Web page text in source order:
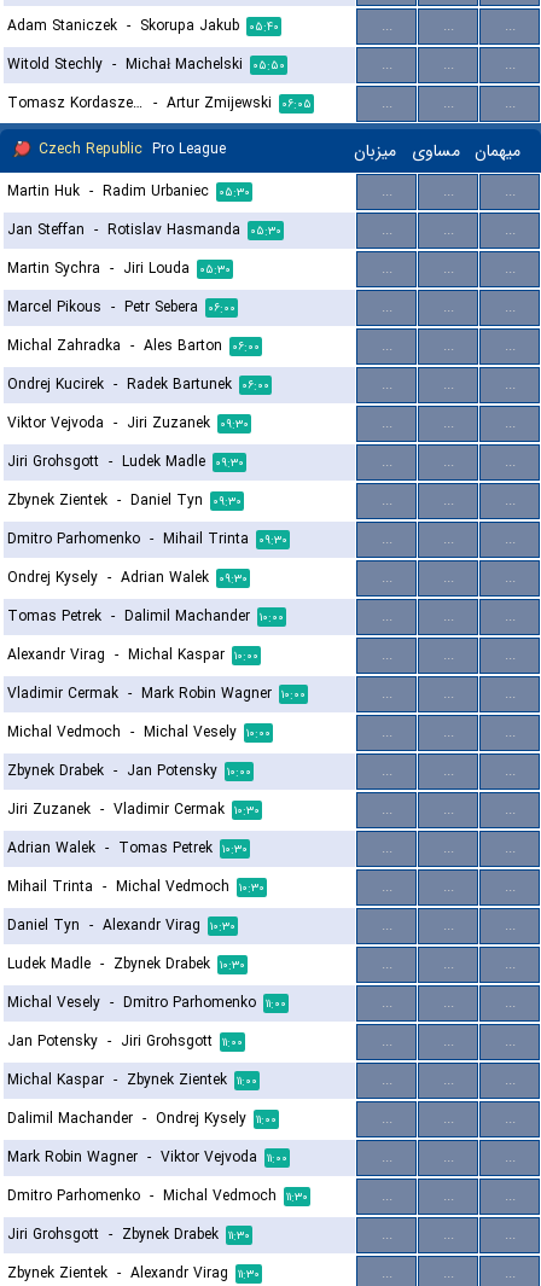
Adam Staniczek - Skorupa Jakub ۰۵:۴۰ ... ...
...
Witold Stechly - Michał Machelski ۰۵:۵۰ ... ...
...
Tomasz Kordaszewski - Artur Zmijewski ۰۶:۰۵ ... ...
...
Czech Republic Pro League میزبان مساوی میهمان
Martin Huk - Radim Urbaniec ۰۵:۳۰ ... ...
...
Jan Steffan - Rotislav Hasmanda ۰۵:۳۰ ... ...
...
Martin Sychra - Jiri Louda ۰۵:۳۰ ... ...
...
Marcel Pikous - Petr Sebera ۰۶:۰۰ ... ...
...
Michal Zahradka - Ales Barton ۰۶:۰۰ ... ...
...
Ondrej Kucirek - Radek Bartunek ۰۶:۰۰ ... ...
...
Viktor Vejvoda - Jiri Zuzanek ۰۹:۳۰ ... ...
...
Jiri Grohsgott - Ludek Madle ۰۹:۳۰ ... ...
...
Zbynek Zientek - Daniel Tyn ۰۹:۳۰ ... ...
...
Dmitro Parhomenko - Mihail Trinta ۰۹:۳۰ ... ...
...
Ondrej Kysely - Adrian Walek ۰۹:۳۰ ... ...
...
Tomas Petrek - Dalimil Machander ۱۰:۰۰ ... ...
...
Alexandr Virag - Michal Kaspar ۱۰:۰۰ ... ...
...
Vladimir Cermak - Mark Robin Wagner ۱۰:۰۰ ... ...
...
Michal Vedmoch - Michal Vesely ۱۰:۰۰ ... ...
...
Zbynek Drabek - Jan Potensky ۱۰:۰۰ ... ...
...
Jiri Zuzanek - Vladimir Cermak ۱۰:۳۰ ... ...
...
Adrian Walek - Tomas Petrek ۱۰:۳۰ ... ...
...
Mihail Trinta - Michal Vedmoch ۱۰:۳۰ ... ...
...
Daniel Tyn - Alexandr Virag ۱۰:۳۰ ... ...
...
Ludek Madle - Zbynek Drabek ۱۰:۳۰ ... ...
...
Michal Vesely - Dmitro Parhomenko ۱۱:۰۰ ... ...
...
Jan Potensky - Jiri Grohsgott ۱۱:۰۰ ... ...
...
Michal Kaspar - Zbynek Zientek ۱۱:۰۰ ... ...
...
Dalimil Machander - Ondrej Kysely ۱۱:۰۰ ... ...
...
Mark Robin Wagner - Viktor Vejvoda ۱۱:۰۰ ... ...
...
Dmitro Parhomenko - Michal Vedmoch ۱۱:۳۰ ... ...
...
Jiri Grohsgott - Zbynek Drabek ۱۱:۳۰ ... ...
...
Zbynek Zientek - Alexandr Virag ۱۱:۳۰ ... ...
...